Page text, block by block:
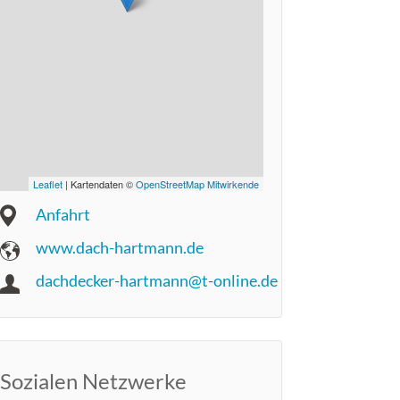
Leaflet | Kartendaten ©OpenStreetMap Mitwirkende
Anfahrt
www.dach-hartmann.de
dachdecker-hartmann@t-online.de
Sozialen Netzwerke